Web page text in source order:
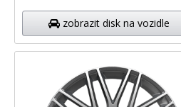
zobrazit disk na vozidle